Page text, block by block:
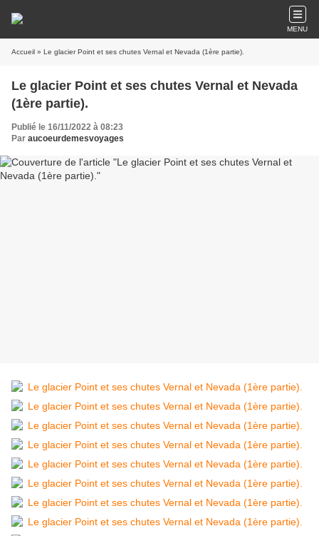
MENU
Accueil » Le glacier Point et ses chutes Vernal et Nevada (1ère partie).
Le glacier Point et ses chutes Vernal et Nevada
(1ère partie).
Publié le 16/11/2022 à 08:23
Par aucoeurdemesvoyages